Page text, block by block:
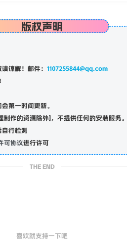
版权声明
谅解！邮件： 1107255844@qq.com
第一时间更新。
作的资源除外]，不提供任何的安装服务。
行检测
可协议进行许可
THE END
喜欢就支持一下吧